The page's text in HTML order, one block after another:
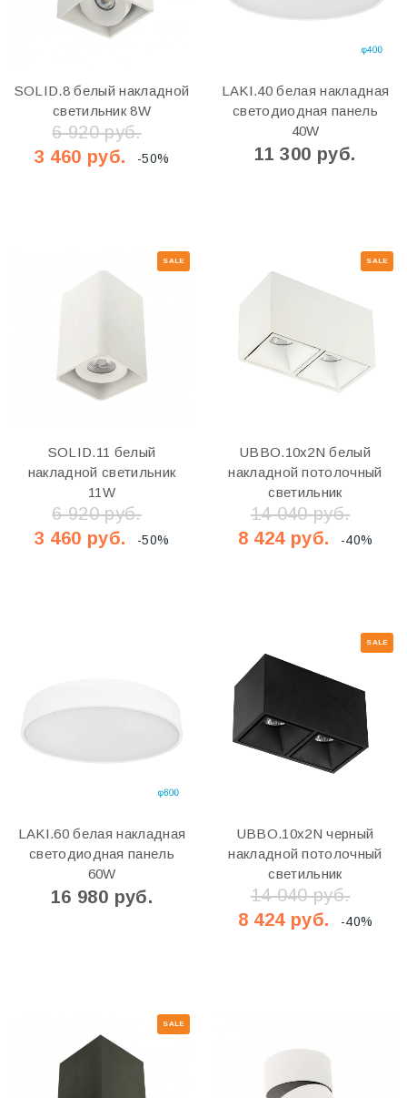
SOLID.8 белый накладной
светильник 8W
6 920 руб.
3 460 руб.
-50%
LAKI.40 белая накладная
светодиодная панель
40W
11 300 руб.
SALE
SOLID.11 белый
накладной светильник
11W
6 920 руб.
3 460 руб.
-50%
SALE
UBBO.10х2N белый
накладной потолочный
светильник
14 040 руб.
8 424 руб.
-40%
LAKI.60 белая накладная
светодиодная панель
60W
16 980 руб.
SALE
UBBO.10х2N черный
накладной потолочный
светильник
14 040 руб.
8 424 руб.
-40%
SALE